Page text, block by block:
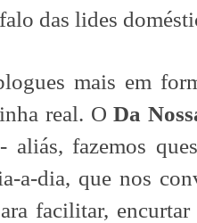
das lides
mais em
real. ODa
aliás, fazemos
a-dia, que nos
facilitar,